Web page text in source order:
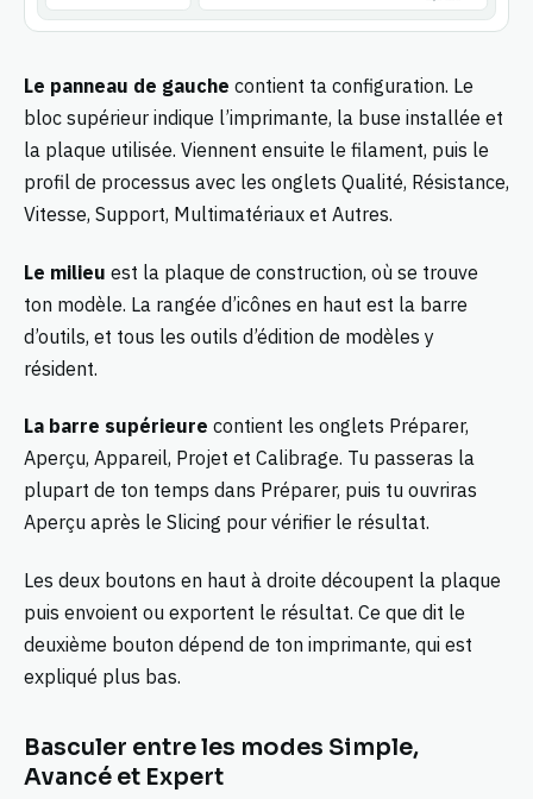
Le panneau de gauche contient ta configuration. Le
bloc supérieur indique l’imprimante, la buse installée et
la plaque utilisée. Viennent ensuite le filament, puis le
profil de processus avec les onglets Qualité, Résistance,
Vitesse, Support, Multimatériaux et Autres.
Le milieu est la plaque de construction, où se trouve
ton modèle. La rangée d’icônes en haut est la barre
d’outils, et tous les outils d’édition de modèles y
résident.
La barre supérieure contient les onglets Préparer,
Aperçu, Appareil, Projet et Calibrage. Tu passeras la
plupart de ton temps dans Préparer, puis tu ouvriras
Aperçu après le Slicing pour vérifier le résultat.
Les deux boutons en haut à droite découpent la plaque
puis envoient ou exportent le résultat. Ce que dit le
deuxième bouton dépend de ton imprimante, qui est
expliqué plus bas.
Basculer entre les modes Simple,
Avancé et Expert